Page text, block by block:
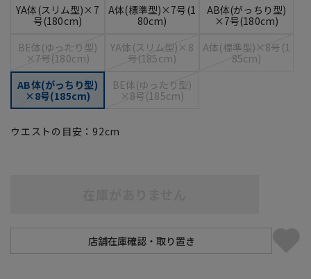
YA体(スリム型)×7
号(180cm)
A体(標準型)×7号(1
80cm)
AB体(がっちり型)
×7号(180cm)
BE体(ゆったり型)
×7号(180cm)
YA体(スリム型)×8
号(185cm)
A体(標準型)×8号(1
85cm)
AB体(がっちり型)
×8号(185cm)
BE体(ゆったり型)
×8号(185cm)
ウエストの目安： 92cm